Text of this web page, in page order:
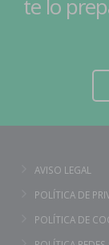
te lo
AVISO LEGAL
POLÍTICA DE
POLÍTICA DE